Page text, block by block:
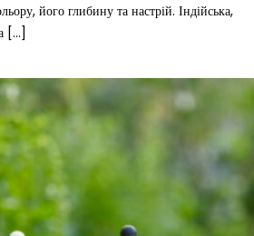
його глибину та настрій. Індійська,
[…]